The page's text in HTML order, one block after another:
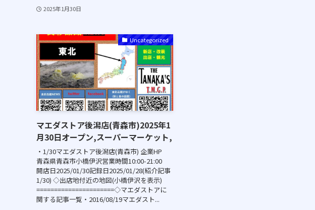
2025年1月30日
Uncategorized
マエダストア後潟店(青森市)2025年1
月30日オープン,スーパーマーケット,
・1/30マエダストア後潟店(青森市) 企業HP
青森県青森市小橋伊沢営業時間10:00-21:00
開店日2025/01/30記録日2025/01/28(紹介記事
1/30) ◇出店地付近の地図(小橋伊沢を表示)
======================◇マエダストアに
関する記事一覧・2016/08/19マエダスト...